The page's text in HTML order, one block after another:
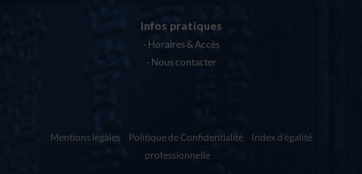
Infos pratiques
Horaires & Accès
Nous contacter
Mentions légales Politique de Confidentialité
Index d'égalité
professionnelle